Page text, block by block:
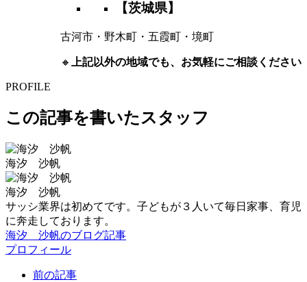
【茨城県】
古河市・野木町・五霞町・境町
🔸 上記以外の地域でも、お気軽にご相談ください
PROFILE
この記事を書いたスタッフ
海汐 沙帆
海汐 沙帆
サッシ業界は初めてです。子どもが３人いて毎日家事、育児
に奔走しております。
海汐 沙帆のブログ記事
プロフィール
前の記事